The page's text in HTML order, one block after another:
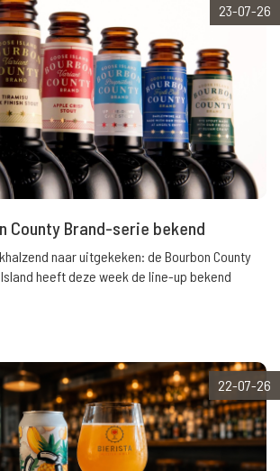
23-07-26
County Brand-serie bekend
naar uitgekeken: de Bourbon County
heeft deze week de line-up bekend
22-07-26